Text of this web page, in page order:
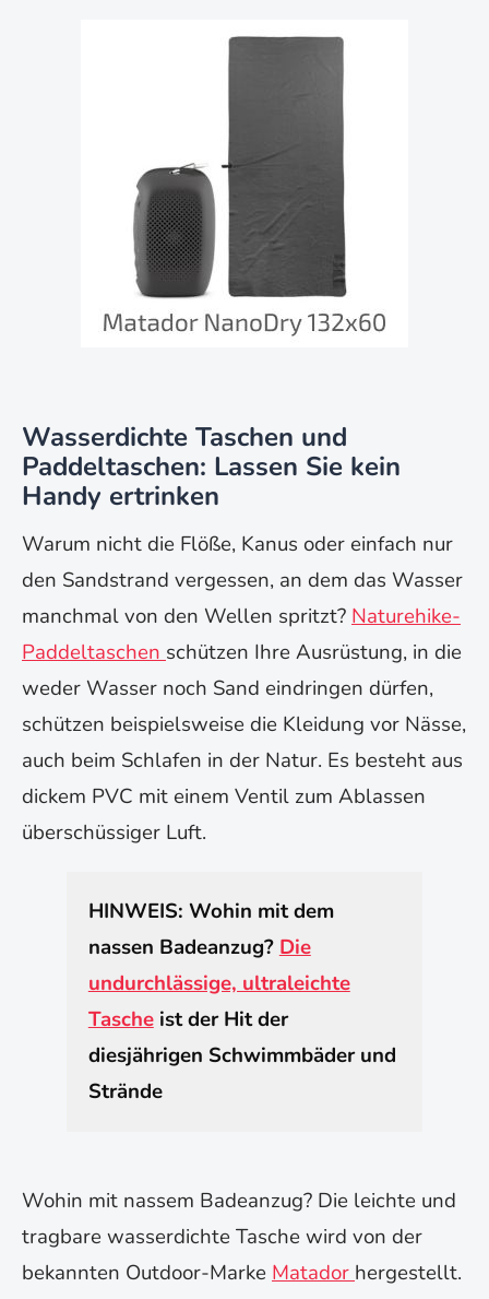
Wasserdichte Taschen und
Paddeltaschen: Lassen Sie kein
Handy ertrinken
Warum nicht die Flöße, Kanus oder einfach nur
den Sandstrand vergessen, an dem das Wasser
manchmal von den Wellen spritzt? Naturehike-
Paddeltaschen schützen Ihre Ausrüstung, in die
weder Wasser noch Sand eindringen dürfen,
schützen beispielsweise die Kleidung vor Nässe,
auch beim Schlafen in der Natur. Es besteht aus
dickem PVC mit einem Ventil zum Ablassen
überschüssiger Luft.
HINWEIS: Wohin mit dem
nassen Badeanzug? Die
undurchlässige, ultraleichte
Tascheist der Hit der
diesjährigen Schwimmbäder und
Strände
Wohin mit nassem Badeanzug? Die leichte und
tragbare wasserdichte Tasche wird von der
bekannten Outdoor-Marke Matador hergestellt.